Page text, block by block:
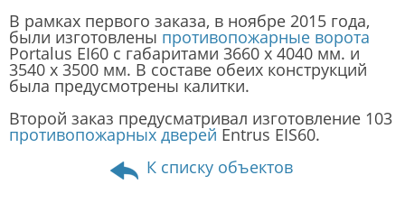
В рамках первого заказа, в ноябре 2015 года,
были изготовлены противопожарные ворота
Portalus EI60 с габаритами 3660 x 4040 мм. и
3540 x 3500 мм. В составе обеих конструкций
была предусмотрены калитки.
Второй заказ предусматривал изготовление 103
противопожарных дверей Entrus EIS60.
К списку объектов